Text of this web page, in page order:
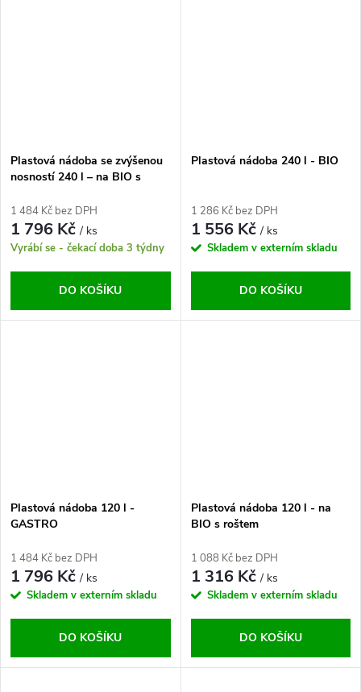
Plastová nádoba se zvýšenou
nosností 240 l – na BIO s
1 484 Kč bez DPH
1 796 Kč/ ks
Vyrábí se - čekací doba 3 týdny
DO KOŠÍKU
Plastová nádoba 240 l - BIO
1 286 Kč bez DPH
1 556 Kč/ ks
Skladem v externím skladu
DO KOŠÍKU
Plastová nádoba 120 l -
GASTRO
1 484 Kč bez DPH
1 796 Kč/ ks
Skladem v externím skladu
DO KOŠÍKU
Plastová nádoba 120 l - na
BIO s roštem
1 088 Kč bez DPH
1 316 Kč/ ks
Skladem v externím skladu
DO KOŠÍKU